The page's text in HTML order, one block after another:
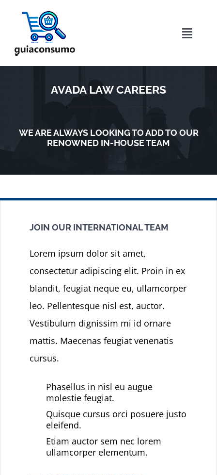
contenido
Toggle
Acerca de
Directorio
AVADA LAW CAREERS
WE ARE ALWAYS LOOKING TO ADD TO OUR
RENOWNED IN-HOUSE TEAM
JOIN OUR INTERNATIONAL TEAM
Lorem ipsum dolor sit amet,
consectetur adipiscing elit. Proin in ex
blandit, feugiat neque eu, ullamcorper
leo. Pellentesque nisl est, auctor.
Vestibulum dignissim mi id ornare
mattis. Maecenas feugiat venenatis
cursus.
Phasellus in nisl eu augue
molestie feugiat.
Quisque cursus orci posuere justo
eleifend.
Etiam auctor sem nec lorem
ullamcorper elementum.